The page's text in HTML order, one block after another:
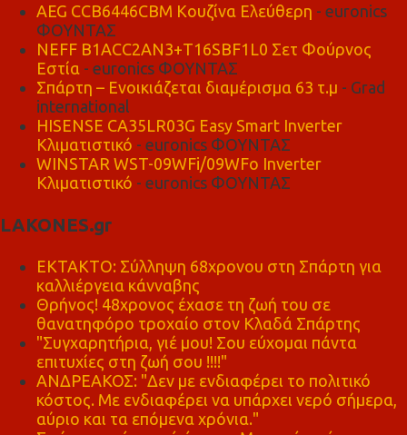
AEG CCB6446CBM Κουζίνα Ελεύθερη - euronics
ΦΟΥΝΤΑΣ
NEFF B1ACC2AN3+T16SBF1L0 Σετ Φούρνος
Εστία - euronics ΦΟΥΝΤΑΣ
Σπάρτη – Ενοικιάζεται διαμέρισμα 63 τ.μ - Grad
international
HISENSE CA35LR03G Easy Smart Inverter
Κλιματιστικό - euronics ΦΟΥΝΤΑΣ
WINSTAR WST-09WFi/09WFo Inverter
Κλιματιστικό - euronics ΦΟΥΝΤΑΣ
LAKONES.gr
ΕΚΤΑΚΤΟ: Σύλληψη 68χρονου στη Σπάρτη για
καλλιέργεια κάνναβης
Θρήνος! 48χρονος έχασε τη ζωή του σε
θανατηφόρο τροχαίο στον Κλαδά Σπάρτης
"Συγχαρητήρια, γιέ μου! Σου εύχομαι πάντα
επιτυχίες στη ζωή σου !!!!"
ΑΝΔΡΕΑΚΟΣ: "Δεν με ενδιαφέρει το πολιτικό
κόστος. Με ενδιαφέρει να υπάρχει νερό σήμερα,
αύριο και τα επόμενα χρόνια."